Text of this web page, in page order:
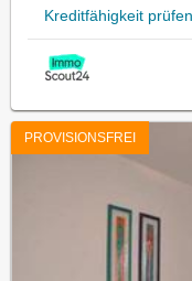
Kreditfähigkeit prüfen
PROVISIONSFREI